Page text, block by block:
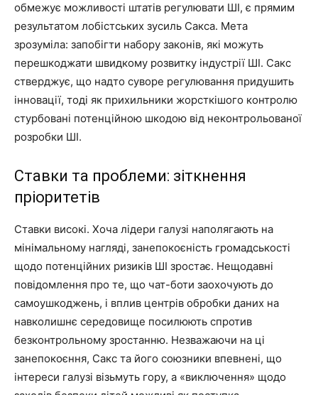
обмежує можливості штатів регулювати ШІ, є прямим
результатом лобістських зусиль Сакса. Мета
зрозуміла: запобігти набору законів, які можуть
перешкоджати швидкому розвитку індустрії ШІ. Сакс
стверджує, що надто суворе регулювання придушить
інновації, тоді як прихильники жорсткішого контролю
стурбовані потенційною шкодою від неконтрольованої
розробки ШІ.
Ставки та проблеми: зіткнення
пріоритетів
Ставки високі. Хоча лідери галузі наполягають на
мінімальному нагляді, занепокоєність громадськості
щодо потенційних ризиків ШІ зростає. Нещодавні
повідомлення про те, що чат-боти заохочують до
самоушкоджень, і вплив центрів обробки даних на
навколишнє середовище посилюють спротив
безконтрольному зростанню. Незважаючи на ці
занепокоєння, Сакс та його союзники впевнені, що
інтереси галузі візьмуть гору, а «виключення» щодо